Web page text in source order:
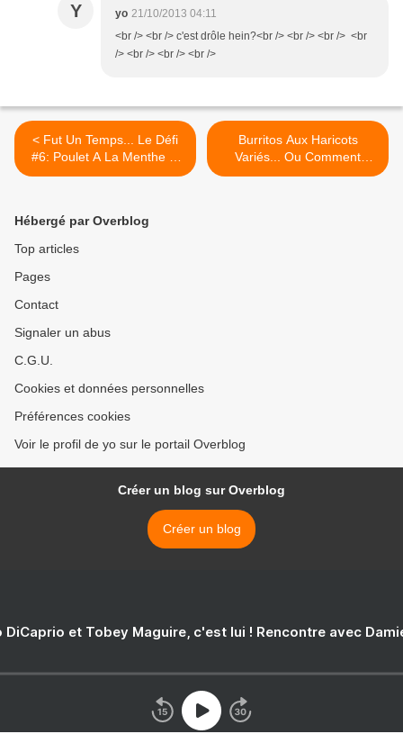
Y yo 21/10/2013 04:11
<br /> <br /> c'est drôle hein?<br /> <br /> <br /> <br
/> <br /> <br /> <br />
< Fut Un Temps... Le Défi
#6: Poulet A La Menthe et
Brioche Cheesecake...
Burritos Aux Haricots
Variés... Ou Comment
Joindre L'utile A L'Agréable!
Hébergé par Overblog
Top articles
Pages
Contact
Signaler un abus
C.G.U.
Cookies et données personnelles
Préférences cookies
Voir le profil de yo sur le portail Overblog
Créer un blog sur Overblog
Créer un blog
DiCaprio et Tobey Maguire, c'est lui ! Rencontre avec